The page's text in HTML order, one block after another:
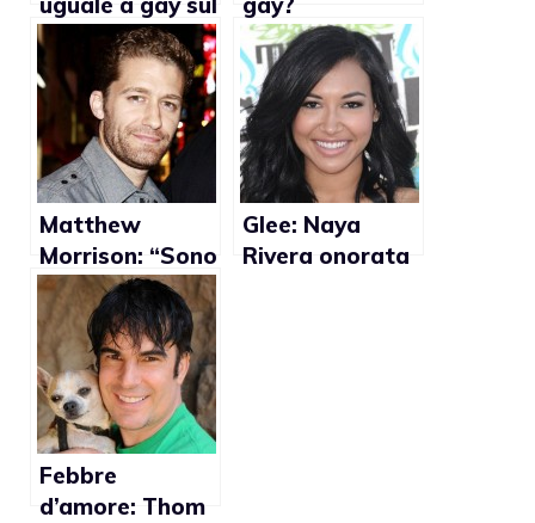
serio?
Profondamente
legato ad
Alberto Tarallo
secondo la
Ferilli
Matthew
Morrison: “Sono
cresciuto
ballando e
cantando, ma
questo non vuol
dire che sono
gay”
Glee: Naya
Rivera onorata
Febbre
d’amore: Thom